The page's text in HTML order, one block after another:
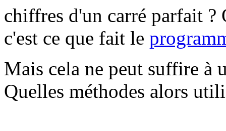
chiffres d'un carré parfait ?
c'est ce que fait le
Mais cela ne peut suffire à
Quelles méthodes alors